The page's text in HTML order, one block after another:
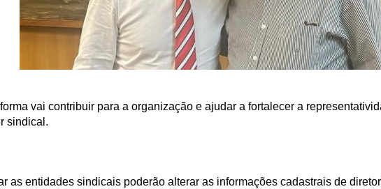
vai contribuir para a organização e ajudar a fortalecer a
sindical.
as entidades sindicais poderão alterar as informações cadastrais de